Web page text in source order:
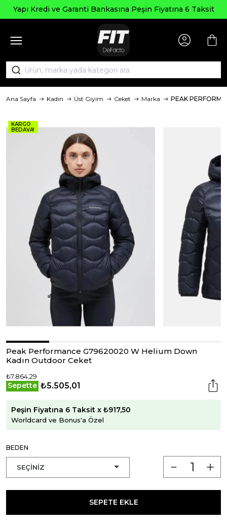
Yapı Kredi ve Garanti Bankasına Peşin Fiyatına 6 Taksit
Ana Sayfa Kadın Üst Giyim Ceket Marka PEAK
KARGO
BEDAVA!
Peak Performance G79620020 W Helium Down
Kadın Outdoor Ceket
₺7.864,29
Sepette ₺5.505,01
Peşin Fiyatına 6 Taksit x ₺917,50
Worldcard ve Bonus'a Özel
BEDEN
SEPETE EKLE